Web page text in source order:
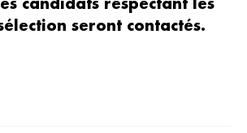
seront contactés.